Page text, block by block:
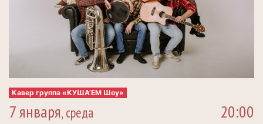
Кавер группа «КУША’ЕМ Шоу»
7 января, среда 20:00